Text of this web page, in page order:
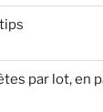
par lot, en